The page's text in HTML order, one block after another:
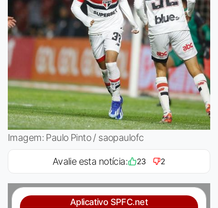
Imagem: Paulo Pinto / saopaulofc
Avalie esta notícia: 23 2
Aplicativo SPFC.net